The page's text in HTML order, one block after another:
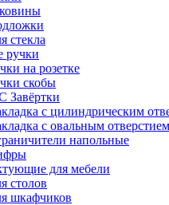
стекла
ручки
на розетке
скобы
Завёртки
с цилиндрическим
с овальным отверстием
напольные
для мебели
столов
шкафчиков